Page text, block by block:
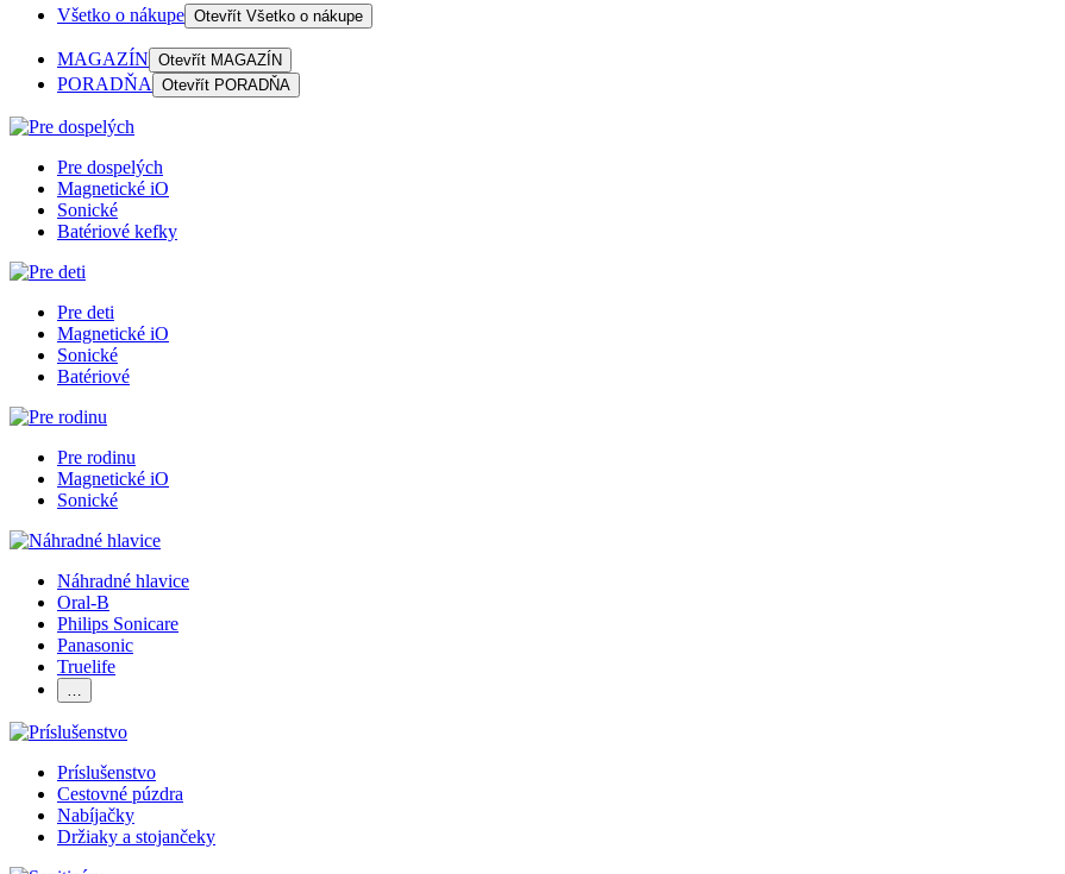
Všetko o nákupe Otevřít Všetko o nákupe
MAGAZÍN Otevřít MAGAZÍN
PORADŇA Otevřít PORADŇA
Pre dospelých
Magnetické iO
Sonické
Batériové kefky
Pre deti
Magnetické iO
Sonické
Batériové
Pre rodinu
Magnetické iO
Sonické
Náhradné hlavice
Oral-B
Philips Sonicare
Panasonic
Truelife
…
Príslušenstvo
Cestovné púzdra
Nabíjačky
Držiaky a stojančeky